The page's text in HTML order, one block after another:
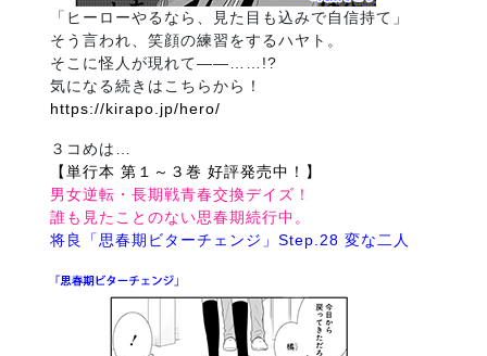
「ヒーローやるなら、見た目も込みで自信持て」
そう言われ、笑顔の練習をするハヤト。
そこに怪人が現れて――……!?
気になる続きはこちらから！
https://kirapo.jp/hero/
３コめは…
【単行本 第１～３巻 好評発売中！】
男女逆転・長期戦青春交換デイズ！
誰も見たことのない思春期続行中。
将良「思春期ビターチェンジ」Step.28 変な二人